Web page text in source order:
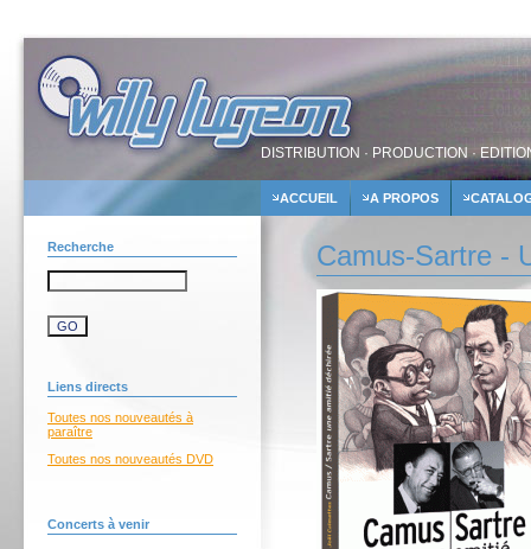
DISTRIBUTION · PRODUCTION ·
ACCUEIL A PROPOS
Recherche
Liens directs
Toutes nos nouveautés à
paraître
Toutes nos nouveautés DVD
Concerts à venir
Camus-Sartre -